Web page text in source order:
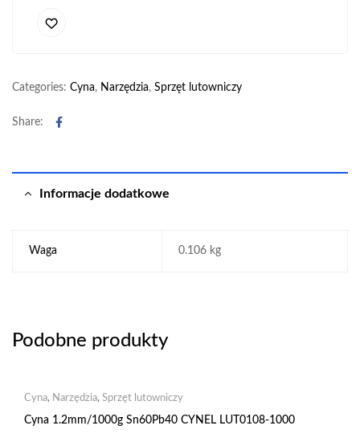
Categories: Cyna, Narzędzia, Sprzęt lutowniczy
Share: Facebook
Informacje dodatkowe
Waga 0.106 kg
Podobne produkty
Cyna, Narzędzia, Sprzęt lutowniczy
Cyna 1.2mm/1000g Sn60Pb40 CYNEL LUT0108-1000